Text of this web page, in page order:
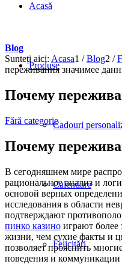
Acasă
Produse
Cadouri
Calendare
Felicitări
Blog
Sunteți aici: Acasa1 / Blog2 /
переживания значимее
Почему
Fără categorie
Почему
В сегодняшнем мире
рациональное анализ и
основой верных
исследования в области
подтверждают
пинко казино играют
жизни, чем сухие факты и
позволяет прояснить
поведения и коммуникации